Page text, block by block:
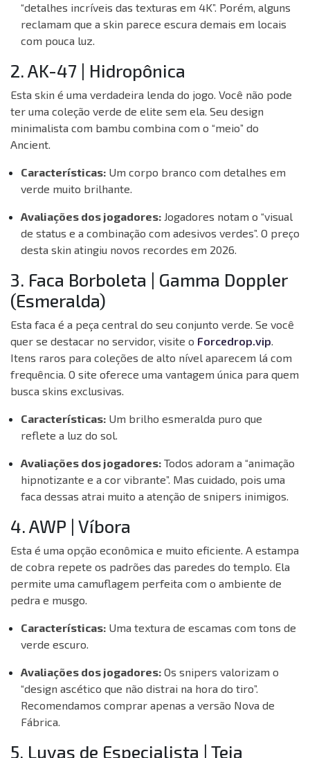
“detalhes incríveis das texturas em 4K”. Porém, alguns
reclamam que a skin parece escura demais em locais
com pouca luz.
2. AK-47 | Hidropônica
Esta skin é uma verdadeira lenda do jogo. Você não pode
ter uma coleção verde de elite sem ela. Seu design
minimalista com bambu combina com o “meio” do
Ancient.
Características: Um corpo branco com detalhes em
verde muito brilhante.
Avaliações dos jogadores: Jogadores notam o “visual
de status e a combinação com adesivos verdes”. O preço
desta skin atingiu novos recordes em 2026.
3. Faca Borboleta | Gamma Doppler
(Esmeralda)
Esta faca é a peça central do seu conjunto verde. Se você
quer se destacar no servidor, visite o Forcedrop.vip.
Itens raros para coleções de alto nível aparecem lá com
frequência. O site oferece uma vantagem única para quem
busca skins exclusivas.
Características: Um brilho esmeralda puro que
reflete a luz do sol.
Avaliações dos jogadores: Todos adoram a “animação
hipnotizante e a cor vibrante”. Mas cuidado, pois uma
faca dessas atrai muito a atenção de snipers inimigos.
4. AWP | Víbora
Esta é uma opção econômica e muito eficiente. A estampa
de cobra repete os padrões das paredes do templo. Ela
permite uma camuflagem perfeita com o ambiente de
pedra e musgo.
Características: Uma textura de escamas com tons de
verde escuro.
Avaliações dos jogadores: Os snipers valorizam o
“design ascético que não distrai na hora do tiro”.
Recomendamos comprar apenas a versão Nova de
Fábrica.
5. Luvas de Especialista | Teia